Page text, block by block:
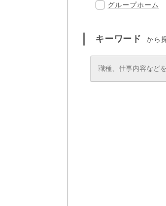
グループホーム
キーワード から